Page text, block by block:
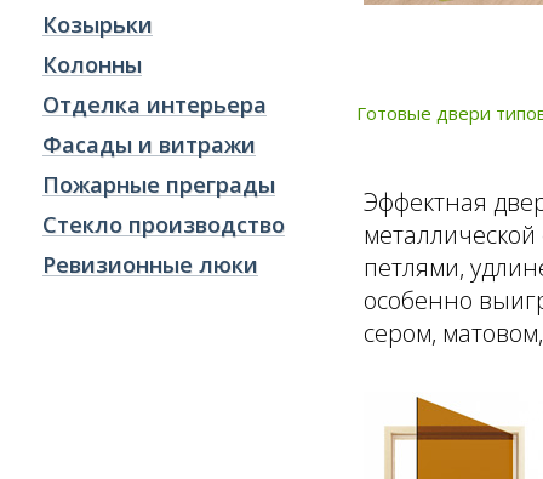
Козырьки
Колонны
Отделка интерьера
Фасады и витражи
Пожарные преграды
Стекло производство
Ревизионные люки
Готовые двери
Эффектная
петлями,
особенно
сером,